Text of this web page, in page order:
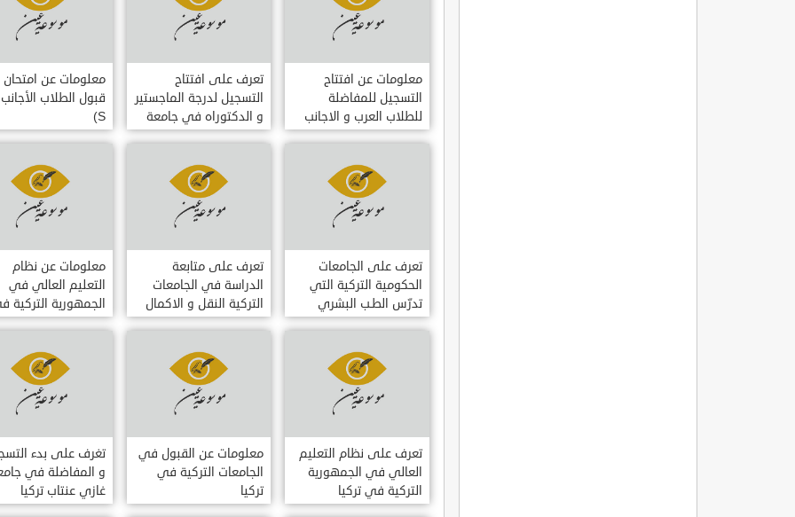
معلومات عن افتتاح
التسجيل للمفاضلة
للطلاب العرب و الاجانب
في جامعة تشكوروفا
تعرف على افتتاح
التسجيل لدرجة الماجستير
و الدكتوراه في جامعة
تشكوروفا اضنة
معلومات عن امتحان
S)
تعرف على الجامعات
الحكومية التركية التي
تدرّس الطـب البشري
باللـغـة الانـجـليـزيـة
تعرف على متابعة
الدراسة في الجامعات
التركية النقل و الاكمال
في نفس الاختصاص
معلومات عن نظام
التعليم العالي في
الجمهورية التركية
تركيا
تعرف على نظام التعليم
العالي في الجمهورية
التركية في تركيا
معلومات عن القبول في
الجامعات التركية في
تركيا
تغرف على بدء
و المفاضلة في
غازي عنتاب تركيا